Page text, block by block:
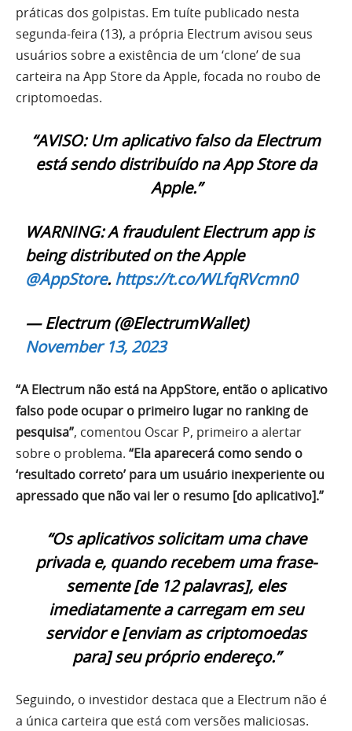
práticas dos golpistas. Em tuíte publicado nesta
segunda-feira (13), a própria Electrum avisou seus
usuários sobre a existência de um ‘clone’ de sua
carteira na App Store da Apple, focada no roubo de
criptomoedas.
“AVISO: Um aplicativo falso da Electrum
está sendo distribuído na App Store da
Apple.”
WARNING: A fraudulent Electrum app is
being distributed on the Apple
@AppStore. https://t.co/WLfqRVcmn0
— Electrum (@ElectrumWallet)
November 13, 2023
“A Electrum não está na AppStore, então o aplicativo
falso pode ocupar o primeiro lugar no ranking de
pesquisa”, comentou Oscar P, primeiro a alertar
sobre o problema. “Ela aparecerá como sendo o
‘resultado correto’ para um usuário inexperiente ou
apressado que não vai ler o resumo [do aplicativo].”
“Os aplicativos solicitam uma chave
privada e, quando recebem uma frase-
semente [de 12 palavras], eles
imediatamente a carregam em seu
servidor e [enviam as criptomoedas
para] seu próprio endereço.”
Seguindo, o investidor destaca que a Electrum não é
a única carteira que está com versões maliciosas.